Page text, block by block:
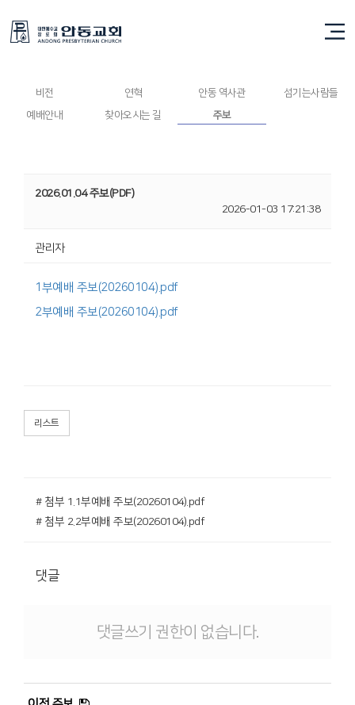
비전 연혁 안동 역사관
섬기는사람들
예배안내
찾아오시는 길 주보
2026.01.04 주보(PDF)
2026-01-03 17:21:38
관리자
1부예배 주보(20260104).pdf
2부예배 주보(20260104).pdf
리스트
# 첨부 1.1부예배 주보(20260104).pdf
# 첨부 2.2부예배 주보(20260104).pdf
댓글
댓글쓰기 권한이 없습니다.